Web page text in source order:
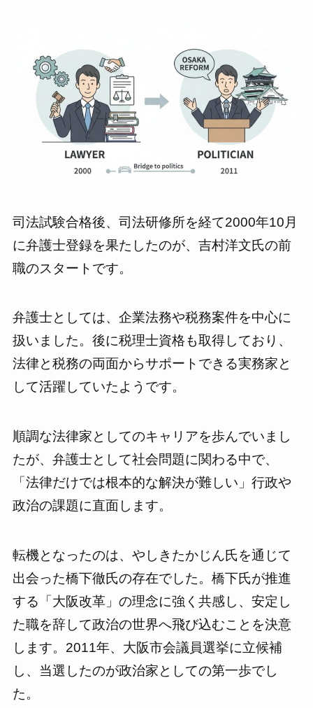
司法試験合格後、司法研修所を経て2000年10月
に弁護士登録を果たしたのが、吉村洋文氏の前
職のスタートです。
弁護士としては、企業法務や税務案件を中心に
扱いました。後に税理士資格も取得しており、
法律と税務の両面からサポートできる実務家と
して活躍していたようです。
順調な法律家としてのキャリアを歩んでいまし
たが、弁護士として社会問題に関わる中で、
「法律だけでは根本的な解決が難しい」行政や
政治の課題に直面します。
転機となったのは、やしきたかじん氏を通じて
出会った橋下徹氏の存在でした。橋下氏が推進
する「大阪改革」の理念に強く共感し、安定し
た職を辞して政治の世界へ飛び込むことを決意
します。2011年、大阪市会議員選挙に立候補
し、当選したのが政治家としての第一歩でし
た。